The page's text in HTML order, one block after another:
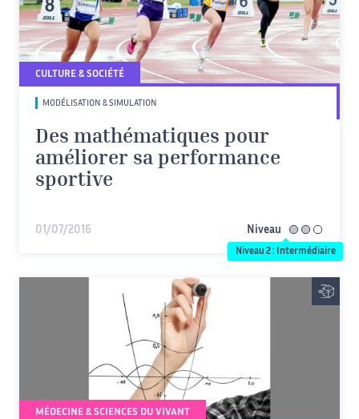
CULTURE & SOCIÉTÉ
MODÉLISATION & SIMULATION
Des mathématiques pour
améliorer sa performance
sportive
01/07/2016 Niveau intermédiaire
Niveau 2 : Intermédiaire
MÉDECINE & SCIENCES DU VIVANT